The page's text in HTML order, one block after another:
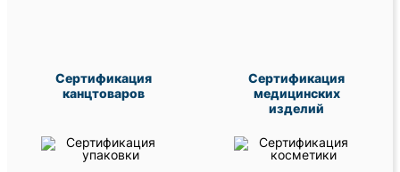
Сертификация
канцтоваров
Сертификация
медицинских
изделий